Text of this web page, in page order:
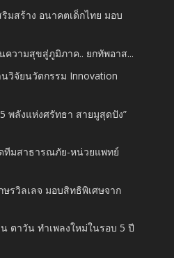
มสร้าง อนาคตเด็กไทย มอบ
ความสุขสู่ภูมิภาค.. ยกทัพอาส...
วิจัยนวัตกรรม Innovation
พลังแห่งศรัทธา สายมูสุดปัง”
ทีมสาธารณภัย-หน่วยแพทย์
ษรวิลเลจ มอบสิทธิพิเศษจาก
ตาวัน ทำเพลงใหม่ในรอบ 5 ปี